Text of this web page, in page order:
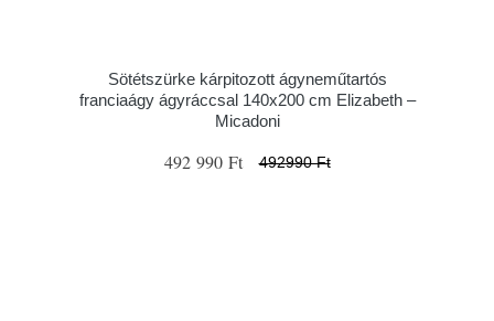
Sötétszürke kárpitozott ágyneműtartós
franciaágy ágyráccsal 140x200 cm Elizabeth –
Micadoni
492 990 Ft 492990 Ft